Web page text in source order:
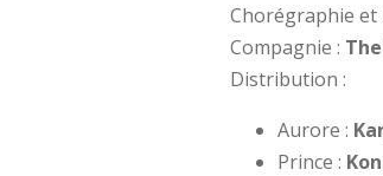
Chorégraphie et
Compagnie :
Distribution :
Aurore :
Prince :